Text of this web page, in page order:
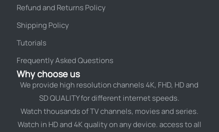
Refund and Returns Policy
Shipping Policy
Tutorials
Frequently Asked Questions
Why choose us
We provide high resolution channels 4K, FHD, HD and
SD QUALITY for different internet speeds.
Watch thousands of TV channels, movies and series.
Watch in HD and 4K quality on any device. access to all